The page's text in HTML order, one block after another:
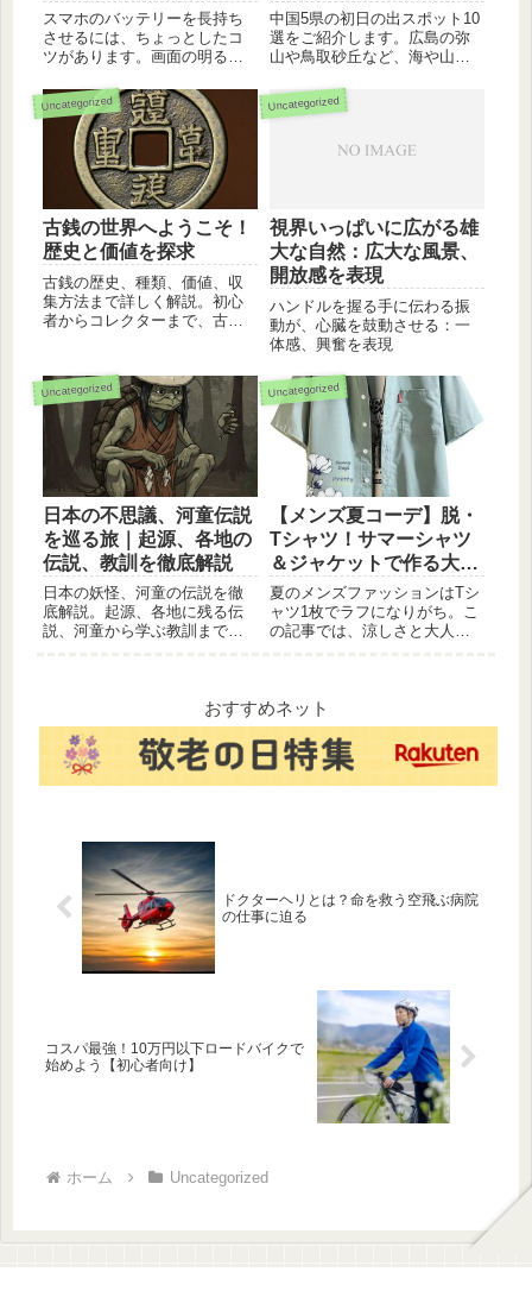
スマホのバッテリーを長持ち
させるには、ちょっとしたコ
ツがあります。画面の明るさ
位置情報サービスのオフな
ど、今すぐできる5つの方法を
徹底解説します。バッテリー
交換までの期間を延ばし、ス
マホを快適に長く使いましょ
日の出を眺めよう
中国5県の初日の出スポット10
選をご紹介します。広島の弥
山や鳥取砂丘など、海や山、
トばかりです。ぜひ、ご自身
のお気に入りのスポットを探
Uncategorized
古銭の世界へようこそ！
歴史と価値を探求
古銭の歴史、種類、価値、収
集方法まで詳しく解説。初心
者からコレクターまで、古銭
Uncategorized
視界いっぱいに広がる雄
大な自然：広大な風景、
開放感を表現
ハンドルを握る手に伝わる振
動が、心臓を鼓動させる：一
体感、興奮を表現
Uncategorized
日本の不思議、河童伝説
を巡る旅｜起源、各地の
伝説、教訓を徹底解説
日本の妖怪、河童の伝説を徹
底解説。起源、各地に残る伝
説、河童から学ぶ教訓まで、
Uncategorized
【メンズ夏コーデ】脱・
Tシャツ！サマーシャツ
＆ジャケットで作る大人
の涼感スタイル
夏のメンズファッションはTシ
ャツ1枚でラフになりがち。こ
の記事では、涼しさと大人っ
解説。素材やサイズのコツを
押さえて、ワンランク上の夏
コーデを楽しみましょう！
おすすめネット
ドクターヘリとは？命を救う空飛ぶ病院
の仕事に迫る
コスパ最強！10万円以下ロードバイクで
始めよう【初心者向け】
ホーム Uncategorized